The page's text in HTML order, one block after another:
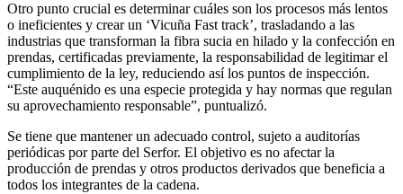
Otro punto crucial es determinar cuáles son los procesos más lentos
o ineficientes y crear un ‘Vicuña Fast track’, trasladando a las
industrias que transforman la fibra sucia en hilado y la confección en
prendas, certificadas previamente, la responsabilidad de legitimar el
cumplimiento de la ley, reduciendo así los puntos de inspección.
“Este auquénido es una especie protegida y hay normas que regulan
su aprovechamiento responsable”, puntualizó.
Se tiene que mantener un adecuado control, sujeto a auditorías
periódicas por parte del Serfor. El objetivo es no afectar la
producción de prendas y otros productos derivados que beneficia a
todos los integrantes de la cadena.